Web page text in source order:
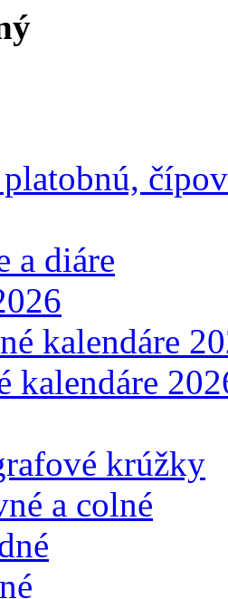
a diáre
kalendáre
kalendáre
krúžky
a colné